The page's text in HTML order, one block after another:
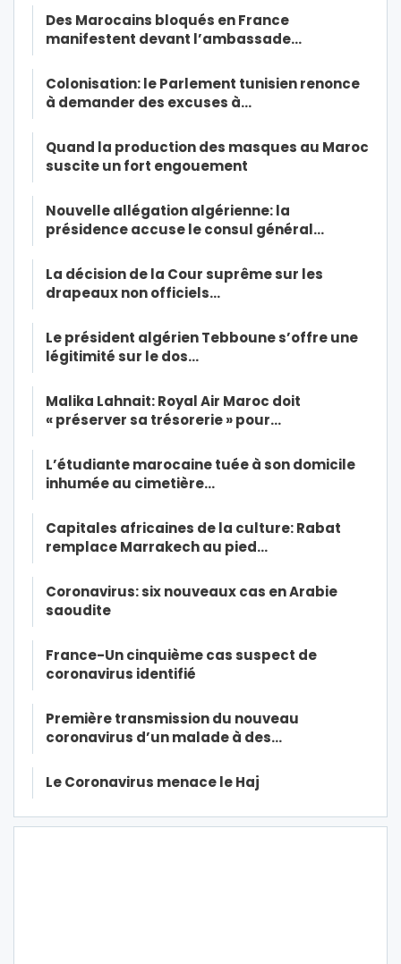
Des Marocains bloqués en France
manifestent devant l’ambassade…
Colonisation: le Parlement tunisien renonce
à demander des excuses à…
Quand la production des masques au Maroc
suscite un fort engouement
Nouvelle allégation algérienne: la
présidence accuse le consul général…
La décision de la Cour suprême sur les
drapeaux non officiels…
Le président algérien Tebboune s’offre une
légitimité sur le dos…
Malika Lahnait: Royal Air Maroc doit
« préserver sa trésorerie » pour…
L’étudiante marocaine tuée à son domicile
inhumée au cimetière…
Capitales africaines de la culture: Rabat
remplace Marrakech au pied…
Coronavirus: six nouveaux cas en Arabie
saoudite
France-Un cinquième cas suspect de
coronavirus identifié
Première transmission du nouveau
coronavirus d’un malade à des…
Le Coronavirus menace le Haj